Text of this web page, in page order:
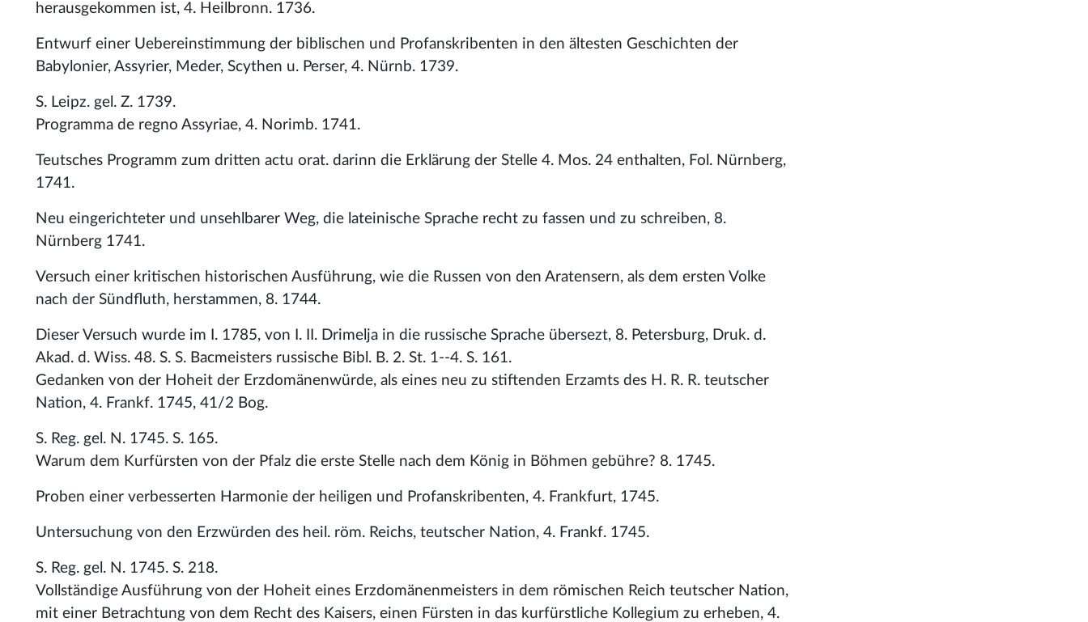
herausgekommen ist, 4. Heilbronn. 1736.
Entwurf einer Uebereinstimmung der biblischen und Profanskribenten in den ältesten Geschichten der
Babylonier, Assyrier, Meder, Scythen u. Perser, 4. Nürnb. 1739.
S. Leipz. gel. Z. 1739.
Programma de regno Assyriae, 4. Norimb. 1741.
Teutsches Programm zum dritten actu orat. darinn die Erklärung der Stelle 4. Mos. 24 enthalten, Fol. Nürnberg,
1741.
Neu eingerichteter und unsehlbarer Weg, die lateinische Sprache recht zu fassen und zu schreiben, 8.
Nürnberg 1741.
Versuch einer kritischen historischen Ausführung, wie die Russen von den Aratensern, als dem ersten Volke
nach der Sündfluth, herstammen, 8. 1744.
Dieser Versuch wurde im I. 1785, von I. II. Drimelja in die russische Sprache übersezt, 8. Petersburg, Druk. d.
Akad. d. Wiss. 48. S. S. Bacmeisters russische Bibl. B. 2. St. 1--4. S. 161.
Gedanken von der Hoheit der Erzdomänenwürde, als eines neu zu stiftenden Erzamts des H. R. R. teutscher
Nation, 4. Frankf. 1745, 41/2 Bog.
S. Reg. gel. N. 1745. S. 165.
Warum dem Kurfürsten von der Pfalz die erste Stelle nach dem König in Böhmen gebühre? 8. 1745.
Proben einer verbesserten Harmonie der heiligen und Profanskribenten, 4. Frankfurt, 1745.
Untersuchung von den Erzwürden des heil. röm. Reichs, teutscher Nation, 4. Frankf. 1745.
S. Reg. gel. N. 1745. S. 218.
Vollständige Ausführung von der Hoheit eines Erzdomänenmeisters in dem römischen Reich teutscher Nation,
mit einer Betrachtung von dem Recht des Kaisers, einen Fürsten in das kurfürstliche Kollegium zu erheben, 4.